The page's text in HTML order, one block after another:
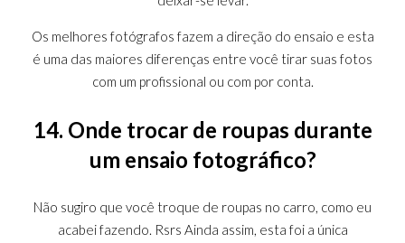
Os melhores fotógrafos fazem a direção do ensaio e esta
é uma das maiores diferenças entre você tirar suas fotos
com um profissional ou com por conta.
14. Onde trocar de roupas durante
um ensaio fotográfico?
Não sugiro que você troque de roupas no carro, como eu
acabei fazendo. Rsrs Ainda assim, esta foi a única